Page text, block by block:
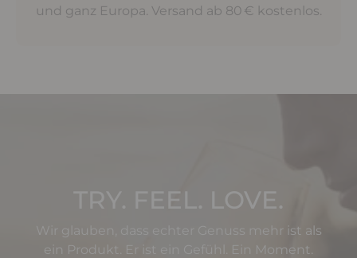
und ganz Europa. Versand ab 80 € kostenlos.
TRY. FEEL. LOVE.
Wir glauben, dass echter Genuss mehr ist als
ein Produkt. Er ist ein Gefühl. Ein Moment.